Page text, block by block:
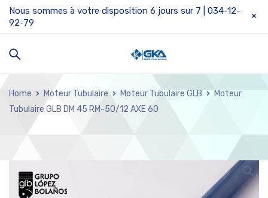
Nous sommes à votre disposition 6 jours sur 7 | 034-12-
92-79
Home Moteur Tubulaire Moteur Tubulaire GLB
Moteur
Tubulaire GLB DM 45 RM-50/12 AXE 60